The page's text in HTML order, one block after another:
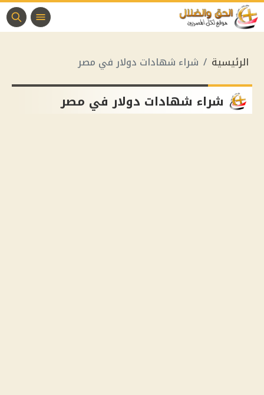
الرئيسية شراء شهادات دولار في مصر
شراء شهادات دولار في مصر